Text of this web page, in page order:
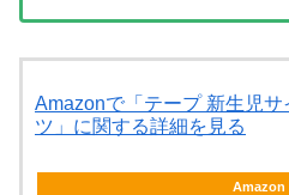
Amazonで「テープ 新生児サ
ツ」に関する詳細を見る
Amazon